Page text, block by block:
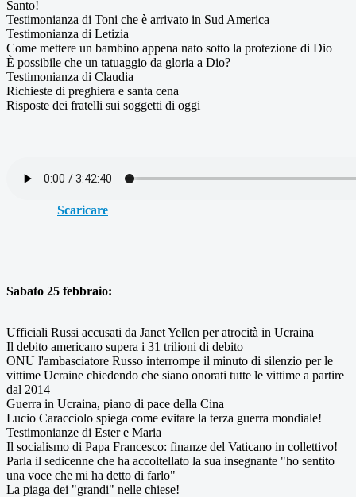
Santo!
Testimonianza di Toni che è arrivato in Sud America
Testimonianza di Letizia
Come mettere un bambino appena nato sotto la protezione di Dio
È possibile che un tatuaggio da gloria a Dio?
Testimonianza di Claudia
Richieste di preghiera e santa cena
Risposte dei fratelli sui soggetti di oggi
Scaricare
Sabato 25 febbraio:
Ufficiali Russi accusati da Janet Yellen per atrocità in Ucraina
Il debito americano supera i 31 trilioni di debito
ONU l'ambasciatore Russo interrompe il minuto di silenzio per le
vittime Ucraine chiedendo che siano onorati tutte le vittime a partire
dal 2014
Guerra in Ucraina, piano di pace della Cina
Lucio Caracciolo spiega come evitare la terza guerra mondiale!
Testimonianze di Ester e Maria
Il socialismo di Papa Francesco: finanze del Vaticano in collettivo!
Parla il sedicenne che ha accoltellato la sua insegnante "ho sentito
una voce che mi ha detto di farlo"
La piaga dei "grandi" nelle chiese!